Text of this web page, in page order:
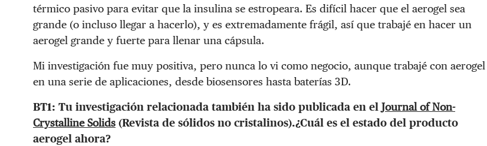
térmico pasivo para evitar que la insulina se estropeara. Es difícil hacer que el aerogel sea
grande (o incluso llegar a hacerlo), y es extremadamente frágil, así que trabajé en hacer un
aerogel grande y fuerte para llenar una cápsula.
Mi investigación fue muy positiva, pero nunca lo vi como negocio, aunque trabajé con aerogel
en una serie de aplicaciones, desde biosensores hasta baterías 3D.
BT1: Tu investigación relacionada también ha sido publicada en el Journal of Non-
Crystalline Solids (Revista de sólidos no cristalinos).¿Cuál es el estado del producto
aerogel ahora?